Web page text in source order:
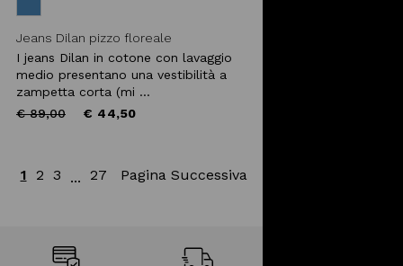
Jeans Dilan pizzo floreale
I jeans Dilan in cotone con lavaggio
medio presentano una vestibilità a
zampetta corta (mi ...
Price
€ 89,00to € 44,50
1 2 3 ... 27 Pagina Successiva